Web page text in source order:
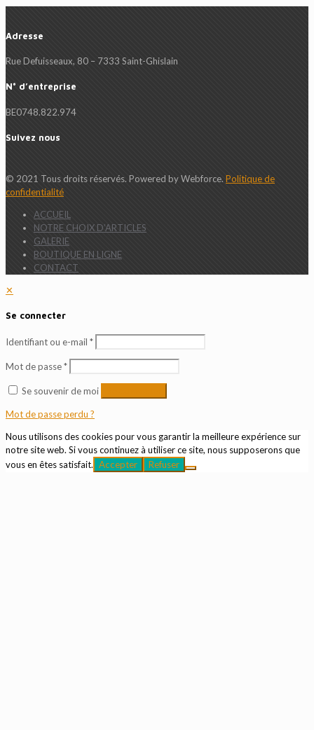
Adresse
Rue Defuisseaux, 80 – 7333 Saint-Ghislain
N° d’entreprise
BE0748.822.974
Suivez nous
© 2021 Tous droits réservés. Powered by Webforce. Politique de
confidentialité
ACCUEIL
NOTRE CHOIX D’ARTICLES
GALERIE
BOUTIQUE EN LIGNE
CONTACT
✕
Se connecter
Identifiant ou e-mail *
Mot de passe*
Se souvenir de moi
Mot de passe perdu ?
Nous utilisons des cookies pour vous garantir la meilleure expérience sur
notre site web. Si vous continuez à utiliser ce site, nous supposerons que
vous en êtes satisfait. Accepter Refuser